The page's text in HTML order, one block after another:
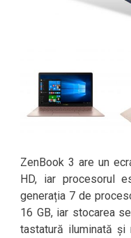
ZenBook 3 are un
HD, iar procesorul
generația 7 de
16 GB, iar stocarea
tastatură iluminată și